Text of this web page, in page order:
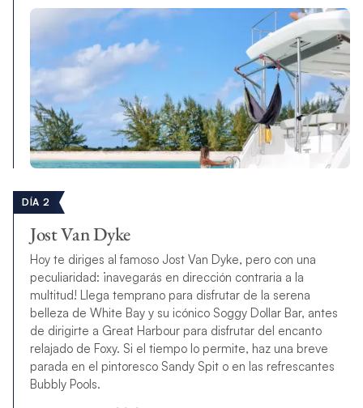
DÍA 2
Jost Van Dyke
Hoy te diriges al famoso Jost Van Dyke, pero con una
peculiaridad: ¡navegarás en dirección contraria a la
multitud! Llega temprano para disfrutar de la serena
belleza de White Bay y su icónico Soggy Dollar Bar, antes
de dirigirte a Great Harbour para disfrutar del encanto
relajado de Foxy. Si el tiempo lo permite, haz una breve
parada en el pintoresco Sandy Spit o en las refrescantes
Bubbly Pools.